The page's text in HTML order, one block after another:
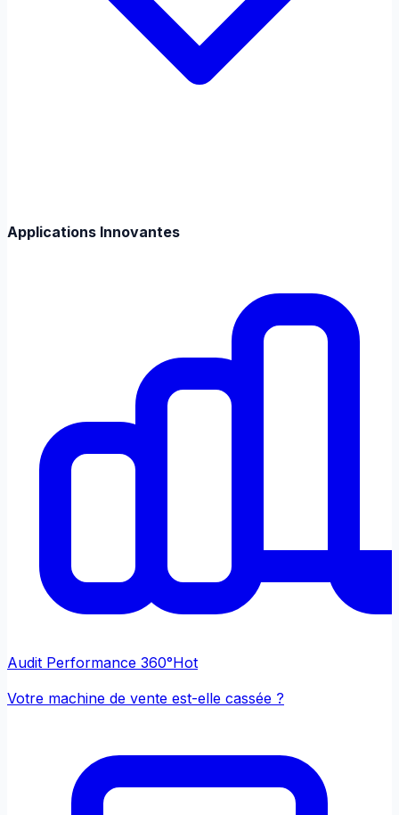
Applications Innovantes
Audit Performance 360°Hot
Votre machine de vente est-elle cassée ?